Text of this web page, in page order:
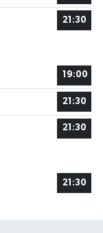
21:30
19:00
21:30
21:30
21:30